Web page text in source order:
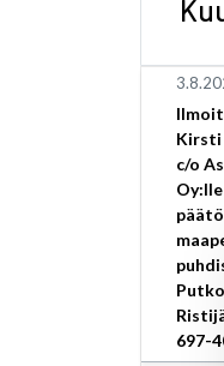
Kirsti
c/o
697-